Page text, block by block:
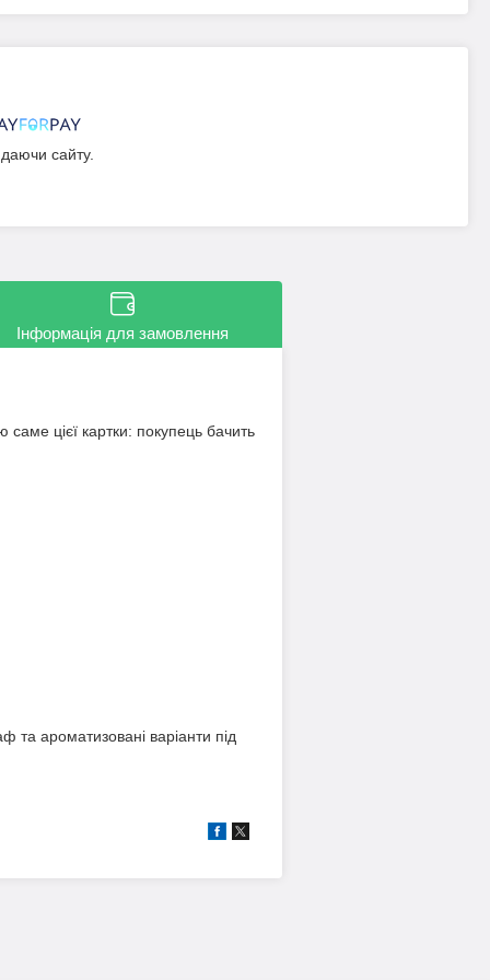
сайту.
Інформація для замовлення
цієї картки: покупець бачить
та ароматизовані варіанти під